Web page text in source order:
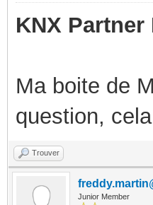
KNX Partner
Ma boite de
question,
Trouver
Junior Member